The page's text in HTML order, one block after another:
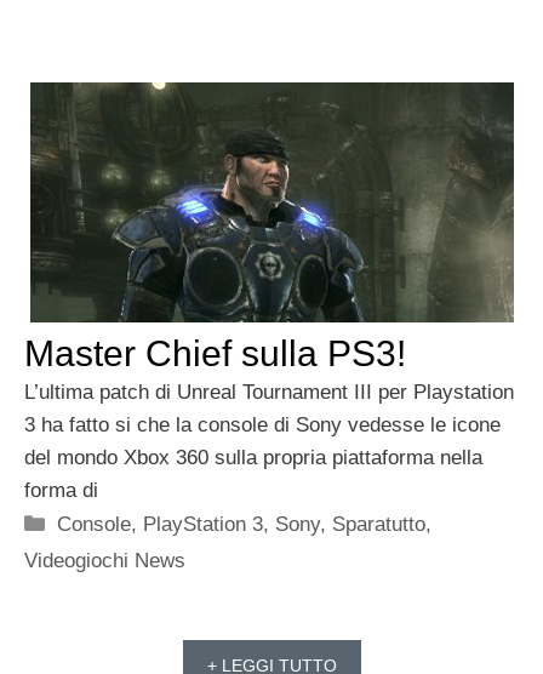
Master Chief sulla PS3!
L’ultima patch di Unreal Tournament III per Playstation
3 ha fatto si che la console di Sony vedesse le icone
del mondo Xbox 360 sulla propria piattaforma nella
forma di
Categorie
Console, PlayStation 3, Sony, Sparatutto,
Videogiochi News
+ LEGGI TUTTO